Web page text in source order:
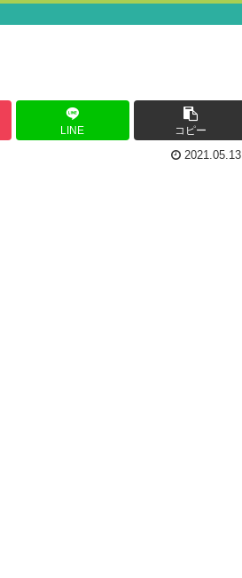
LINE コピー
2021.05.13